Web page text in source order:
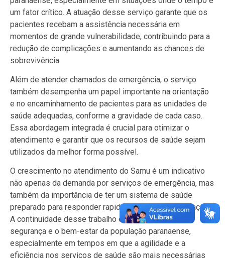
um fator crítico. A atuação desse serviço garante que os
pacientes recebam a assistência necessária em
momentos de grande vulnerabilidade, contribuindo para a
redução de complicações e aumentando as chances de
sobrevivência.
Além de atender chamados de emergência, o serviço
também desempenha um papel importante na orientação
e no encaminhamento de pacientes para as unidades de
saúde adequadas, conforme a gravidade de cada caso.
Essa abordagem integrada é crucial para otimizar o
atendimento e garantir que os recursos de saúde sejam
utilizados da melhor forma possível.
O crescimento no atendimento do Samu é um indicativo
não apenas da demanda por serviços de emergência, mas
também da importância de ter um sistema de saúde
preparado para responder rapidamente a essas situações.
A continuidade desse trabalho é vital para garantir a
segurança e o bem-estar da população paranaense,
especialmente em tempos em que a agilidade e a
eficiência nos serviços de saúde são mais necessárias